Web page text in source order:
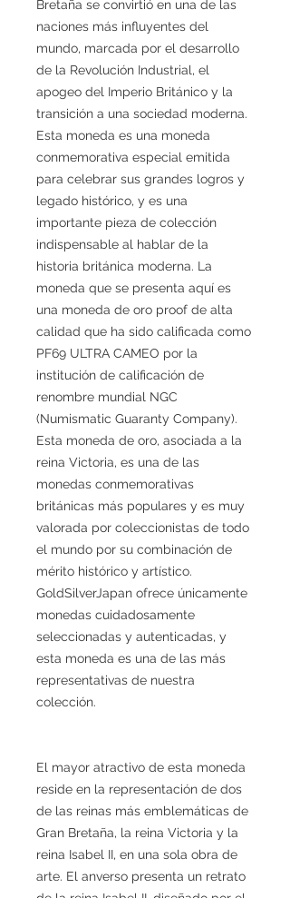
Bretaña se convirtió en una de las
naciones más influyentes del
mundo, marcada por el desarrollo
de la Revolución Industrial, el
apogeo del Imperio Británico y la
transición a una sociedad moderna.
Esta moneda es una moneda
conmemorativa especial emitida
para celebrar sus grandes logros y
legado histórico, y es una
importante pieza de colección
indispensable al hablar de la
historia británica moderna. La
moneda que se presenta aquí es
una moneda de oro proof de alta
calidad que ha sido calificada como
PF69 ULTRA CAMEO por la
institución de calificación de
renombre mundial NGC
(Numismatic Guaranty Company).
Esta moneda de oro, asociada a la
reina Victoria, es una de las
monedas conmemorativas
británicas más populares y es muy
valorada por coleccionistas de todo
el mundo por su combinación de
mérito histórico y artístico.
GoldSilverJapan ofrece únicamente
monedas cuidadosamente
seleccionadas y autenticadas, y
esta moneda es una de las más
representativas de nuestra
colección.
El mayor atractivo de esta moneda
reside en la representación de dos
de las reinas más emblemáticas de
Gran Bretaña, la reina Victoria y la
reina Isabel II, en una sola obra de
arte. El anverso presenta un retrato